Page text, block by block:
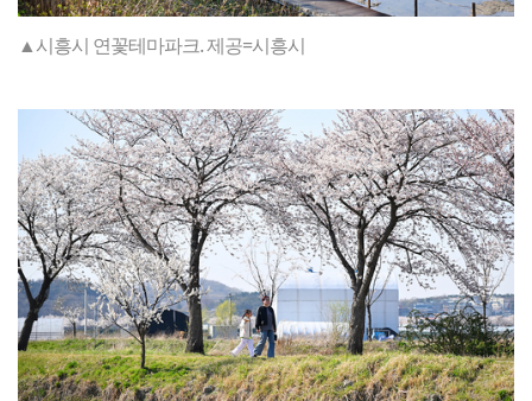
▲시흥시 연꽃테마파크. 제공=시흥시